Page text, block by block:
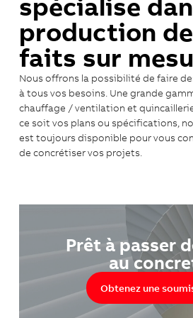
production
faits sur
Nous offrons la possibilité de faire
à tous vos besoins. Une grande
chauffage / ventilation et
ce soit vos plans ou spécifications,
est toujours disponible pour vous
de concrétiser vos projets.
Prêt à passer
au
Obtenez une